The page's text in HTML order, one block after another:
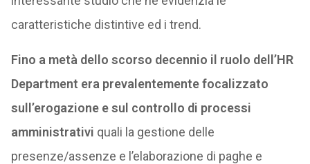
caratteristiche distintive ed i trend.
Fino a metà dello scorso decennio il ruolo dell’HR
Department era prevalentemente focalizzato
sull’erogazione e sul controllo di processi
amministrativi quali la gestione delle
presenze/assenze e l’elaborazione di paghe e